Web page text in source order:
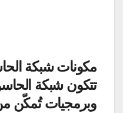
مكونات شبكة
تتكون شبكة
وبرمجيات تُمكّن